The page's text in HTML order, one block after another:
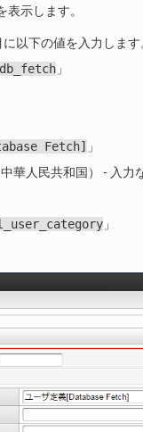
示します。
以下の値を入力します
」
Fetch] 」
華人民共和国） - 入力
」